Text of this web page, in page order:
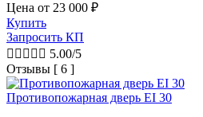
Цена от 23 000 ₽
Купить
Запросить КП
     5.00/5
Отзывы [ 6 ]
Противопожарная дверь EI 30